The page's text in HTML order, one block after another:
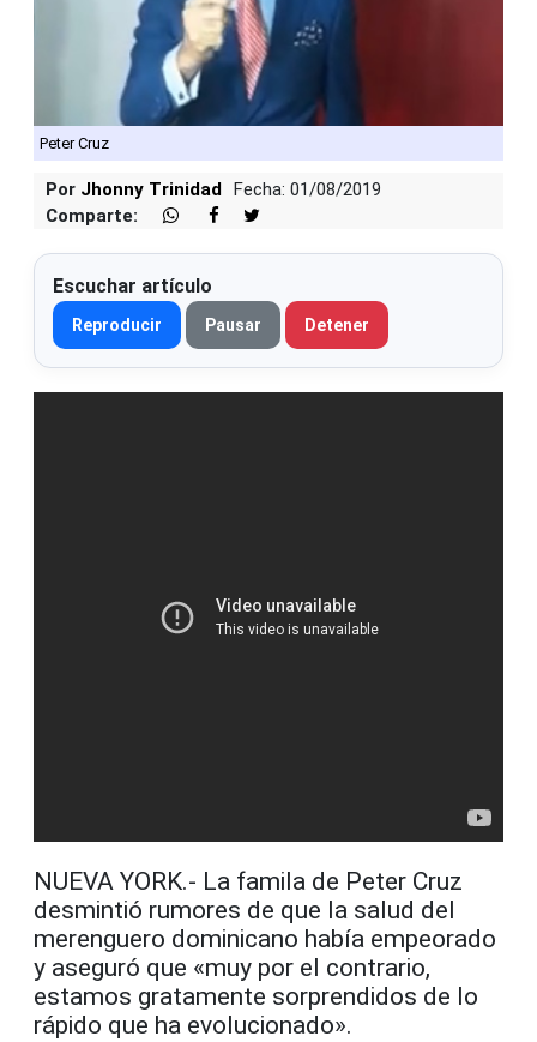
Peter Cruz
Por Jhonny Trinidad
Fecha: 01/08/2019
Comparte:
Escuchar artículo
Reproducir Pausar Detener
NUEVA YORK.- La famila de Peter Cruz
desmintió rumores de que la salud del
merenguero dominicano había empeorado
y aseguró que «muy por el contrario,
estamos gratamente sorprendidos de lo
rápido que ha evolucionado».